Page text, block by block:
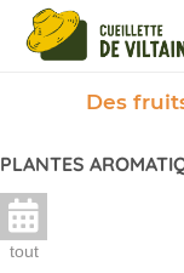
Des
PLANTES
tout
Panneau de gestion